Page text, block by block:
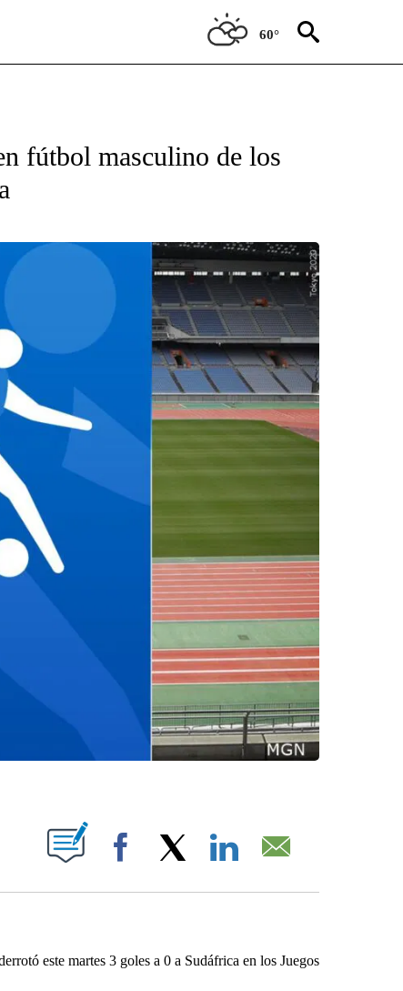
60°
ABOUT NEW PAGES ON "CNN - SPANISH".
fútbol masculino de los
NEW PAGES ON "".
Facebook
este martes 3 goles a 0 a Sudáfrica en los Juegos